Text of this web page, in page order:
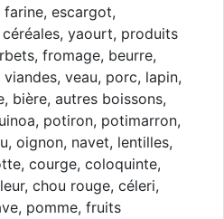
escargot,
yaourt, produits
fromage, beurre,
veau, porc, lapin,
bière, autres boissons,
potiron, potimarron,
oignon, navet, lentilles,
courge, coloquinte,
chou rouge, céleri,
pomme, fruits